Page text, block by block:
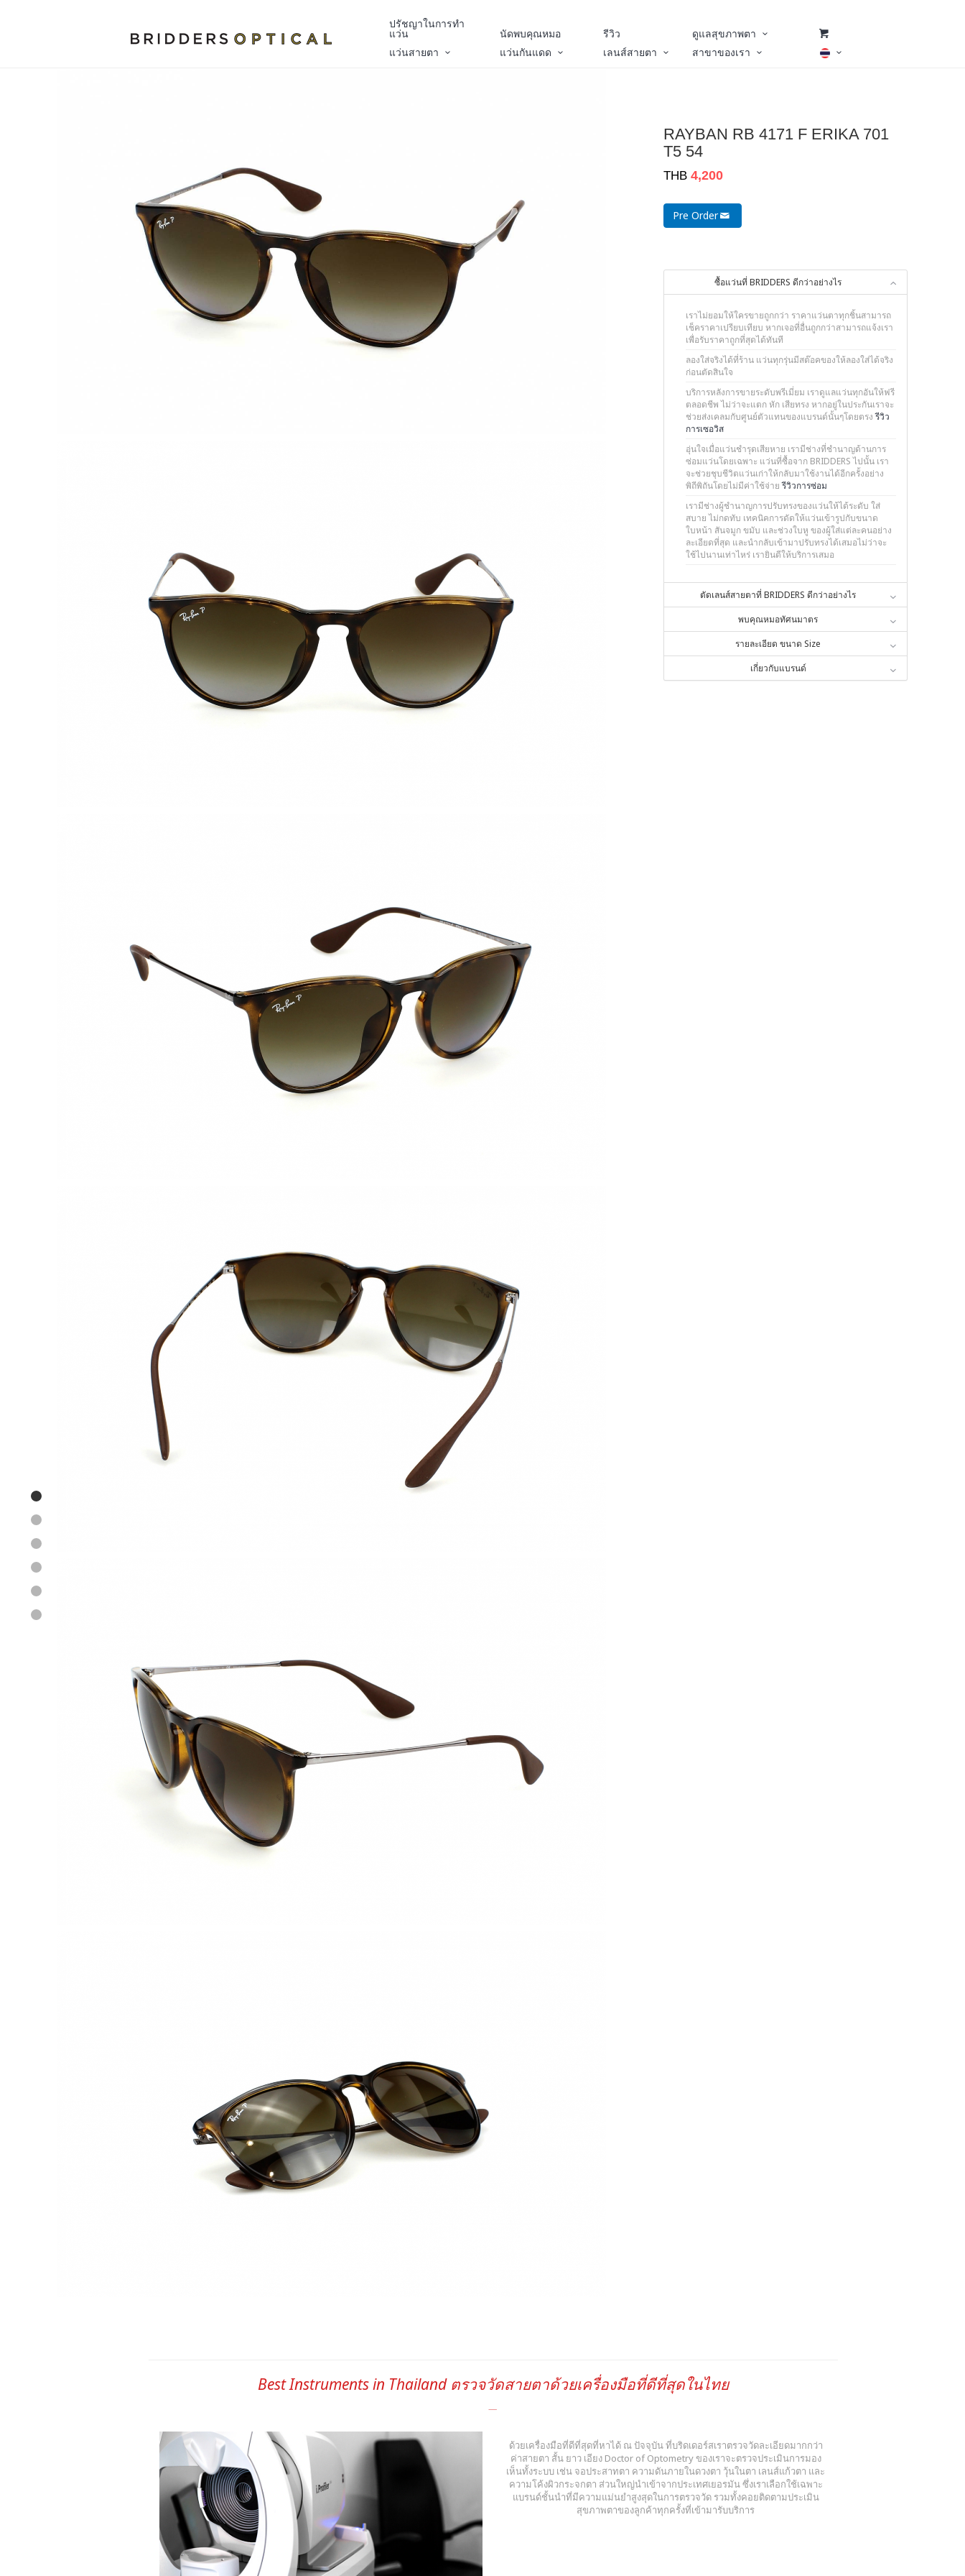
ปรัชญาในการทำ
แว่น นัดพบคุณหมอ รีวิว
ดูแลสุขภาพตา
แว่นสายตา
แว่นกันแดด เลนส์สายตา สาขาของเรา
RAYBAN RB 4171 F ERIKA 701
T5 54
THB 4,200
Pre Order
ซื้อแว่นที่ BRIDDERS ดีกว่าอย่างไร
เราไม่ยอมให้ใครขายถูกกว่า ราคาแว่นตาทุกชิ้นสามารถ
เช็คราคาเปรียบเทียบ หากเจอที่อื่นถูกกว่าสามารถแจ้งเรา
เพื่อรับราคาถูกที่สุดได้ทันที
ลองใส่จริงได้ที่ร้าน แว่นทุกรุ่นมีสต๊อคของให้ลองใส่ได้จริง
ก่อนตัดสินใจ
บริการหลังการขายระดับพรีเมี่ยม เราดูแลแว่นทุกอันให้ฟรี
ตลอดชีพ ไม่ว่าจะแตก หัก เสียทรง หากอยู่ในประกันเราจะ
ช่วยส่งเคลมกับศูนย์ตัวแทนของแบรนด์นั้นๆโดยตรงรีวิว
การเซอวิส
อุ่นใจเมื่อแว่นชำรุดเสียหาย เรามีช่างที่ชำนาญด้านการ
ซ่อมแว่นโดยเฉพาะ แว่นที่ซื้อจาก BRIDDERS ไปนั้น เรา
จะช่วยชุบชีวิตแว่นเก่าให้กลับมาใช้งานได้อีกครั้งอย่าง
พิถีพิถันโดยไม่มีค่าใช้จ่ายรีวิวการซ่อม
เรามีช่างผู้ชำนาญการปรับทรงของแว่นให้ได้ระดับ ใส่
สบาย ไม่กดทับ เทคนิคการดัดให้แว่นเข้ารูปกับขนาด
ใบหน้า สันจมูก ขมับ และช่วงใบหู ของผู้ใส่แต่ละคนอย่าง
ละเอียดที่สุด และนำกลับเข้ามาปรับทรงได้เสมอไม่ว่าจะ
ใช้ไปนานเท่าไหร่ เรายินดีให้บริการเสมอ
ตัดเลนส์สายตาที่ BRIDDERS ดีกว่าอย่างไร
พบคุณหมอทัศนมาตร
รายละเอียด ขนาด Size
เกี่ยวกับแบรนด์
Best Instruments in Thailand ตรวจวัดสายตาด้วยเครื่องมือที่ดีที่สุดในไทย
ด้วยเครื่องมือที่ดีที่สุดที่หาได้ ณ ปัจจุบัน ที่บริดเดอร์สเราตรวจวัดละเอียดมากกว่า
ค่าสายตา สั้น ยาว เอียง Doctor of Optometry ของเราจะตรวจประเมินการมอง
เห็นทั้งระบบ เช่น จอประสาทตา ความดันภายในดวงตา วุ้นในตา เลนส์แก้วตา และ
ความโค้งผิวกระจกตา ส่วนใหญ่นำเข้าจากประเทศเยอรมัน ซึ่งเราเลือกใช้เฉพาะ
แบรนด์ชั้นนำที่มีความแม่นยำสูงสุดในการตรวจวัด รวมทั้งคอยติดตามประเมิน
สุขภาพตาของลูกค้าทุกครั้งที่เข้ามารับบริการ